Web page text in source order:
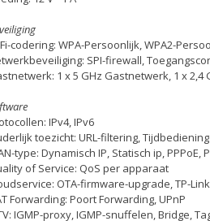
codering: WPA-Persoonlijk, WPA2-
SPI-firewall,
1 x 5 GHz Gastnetwerk, 1 x 2,4
IPv4, IPv6
toezicht: URL-filtering, Tijdbediening
type: Dynamisch IP, Statisch ip, PPPoE,
of Service: QoS per apparaat
OTA-firmware-upgrade, TP-
Forwarding: Poort Forwarding, UPnP
IGMP-proxy, IGMP-snuffelen, Bridge,